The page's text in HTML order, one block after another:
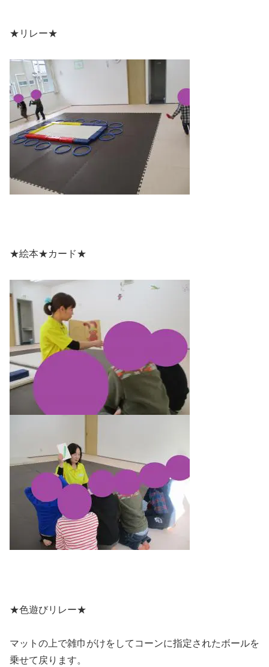
★リレー★
★絵本★カード★
★色遊びリレー★
マットの上で雑巾がけをしてコーンに指定されたボールを
乗せて戻ります。